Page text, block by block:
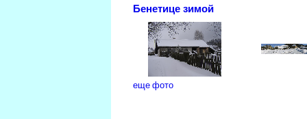
Бенетице зимой
еще фото